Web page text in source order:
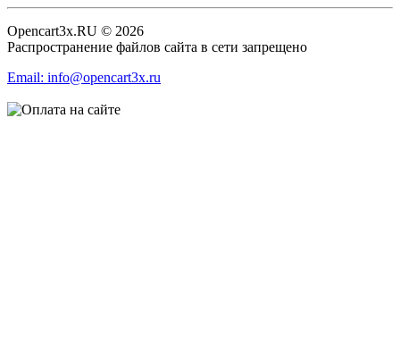
Opencart3x.RU © 2026
Распространение файлов сайта в сети запрещено
Email: info@opencart3x.ru